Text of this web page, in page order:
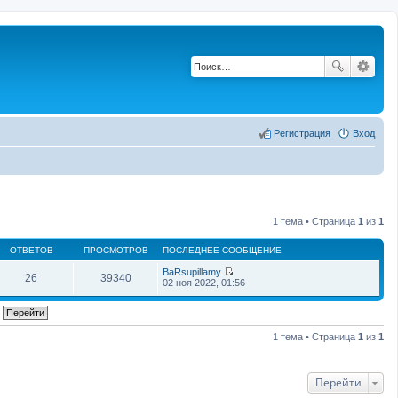
Вход
Регистрация
1 тема • Страница 1 из 1
ОТВЕТОВ ПРОСМОТРОВ ПОСЛЕДНЕЕ СООБЩЕНИЕ
26 39340
BaRsupillamy
П
р
й
02 ноя 2022, 01:56
1 тема • Страница 1 из 1
Перейти